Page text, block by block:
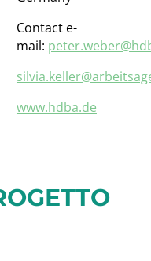
Contact e-
mail:
www.hdba.de